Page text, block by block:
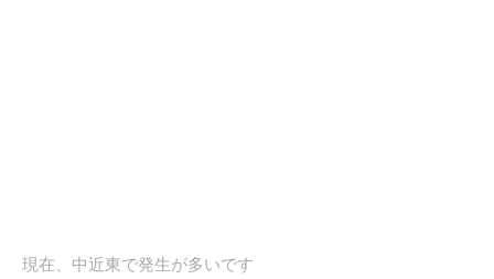
現在、中近東で発生が多いです